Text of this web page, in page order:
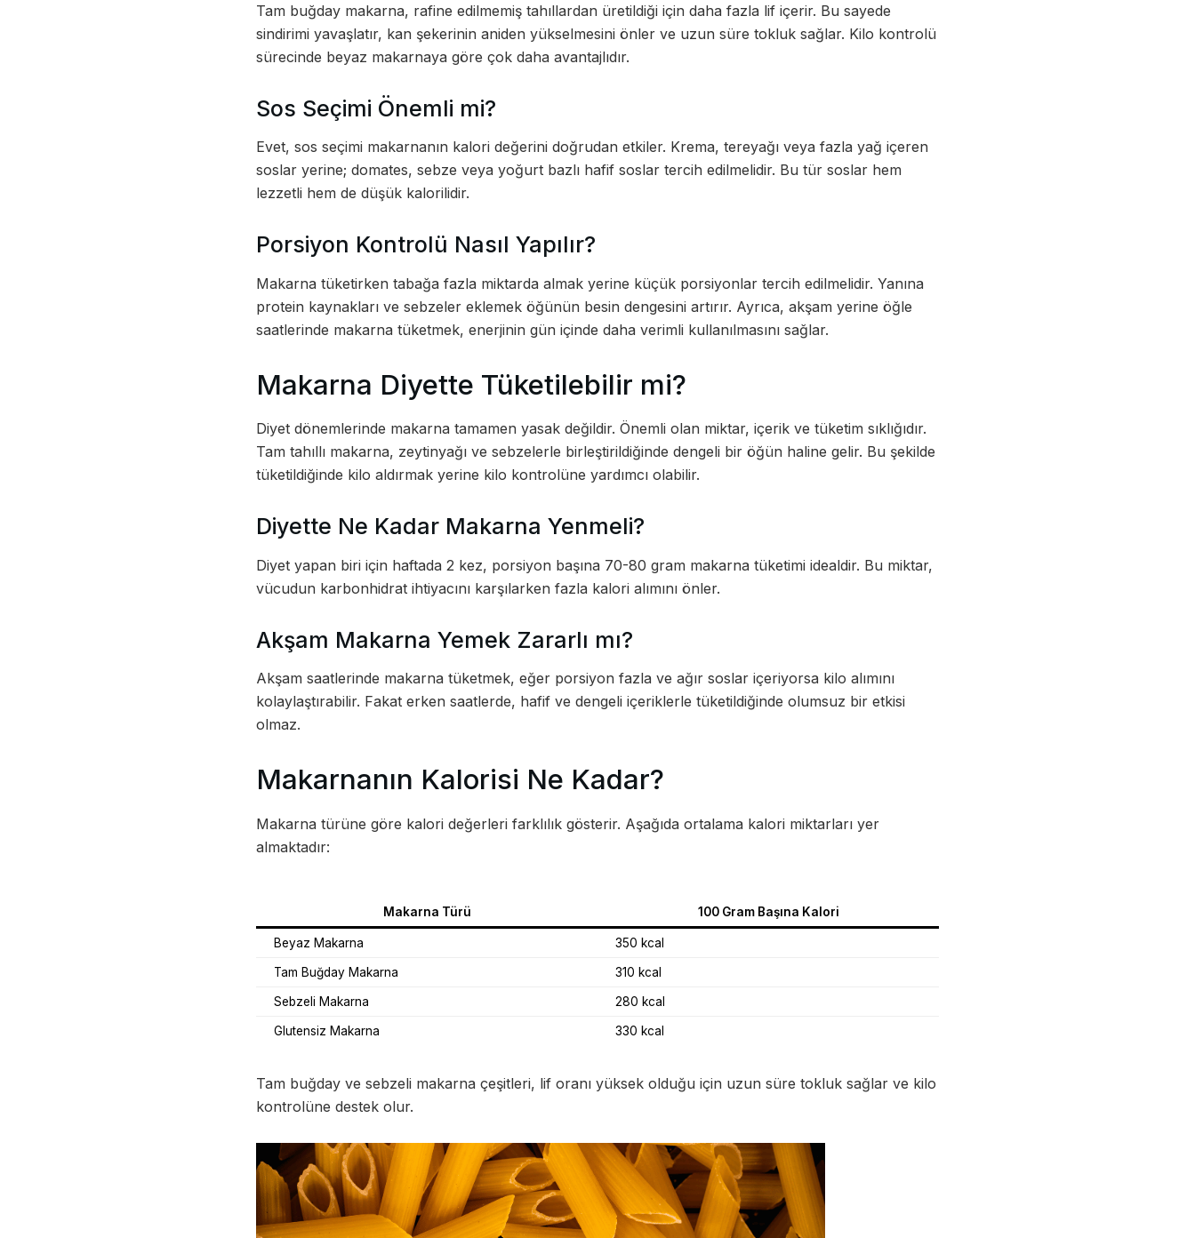
Tam buğday makarna, rafine edilmemiş tahıllardan üretildiği için daha fazla lif içerir. Bu sayede
sindirimi yavaşlatır, kan şekerinin aniden yükselmesini önler ve uzun süre tokluk sağlar. Kilo kontrolü
sürecinde beyaz makarnaya göre çok daha avantajlıdır.
Sos Seçimi Önemli mi?
Evet, sos seçimi makarnanın kalori değerini doğrudan etkiler. Krema, tereyağı veya fazla yağ içeren
soslar yerine; domates, sebze veya yoğurt bazlı hafif soslar tercih edilmelidir. Bu tür soslar hem
lezzetli hem de düşük kalorilidir.
Porsiyon Kontrolü Nasıl Yapılır?
Makarna tüketirken tabağa fazla miktarda almak yerine küçük porsiyonlar tercih edilmelidir. Yanına
protein kaynakları ve sebzeler eklemek öğünün besin dengesini artırır. Ayrıca, akşam yerine öğle
saatlerinde makarna tüketmek, enerjinin gün içinde daha verimli kullanılmasını sağlar.
Makarna Diyette Tüketilebilir mi?
Diyet dönemlerinde makarna tamamen yasak değildir. Önemli olan miktar, içerik ve tüketim sıklığıdır.
Tam tahıllı makarna, zeytinyağı ve sebzelerle birleştirildiğinde dengeli bir öğün haline gelir. Bu şekilde
tüketildiğinde kilo aldırmak yerine kilo kontrolüne yardımcı olabilir.
Diyette Ne Kadar Makarna Yenmeli?
Diyet yapan biri için haftada 2 kez, porsiyon başına 70-80 gram makarna tüketimi idealdir. Bu miktar,
vücudun karbonhidrat ihtiyacını karşılarken fazla kalori alımını önler.
Akşam Makarna Yemek Zararlı mı?
Akşam saatlerinde makarna tüketmek, eğer porsiyon fazla ve ağır soslar içeriyorsa kilo alımını
kolaylaştırabilir. Fakat erken saatlerde, hafif ve dengeli içeriklerle tüketildiğinde olumsuz bir etkisi
olmaz.
Makarnanın Kalorisi Ne Kadar?
Makarna türüne göre kalori değerleri farklılık gösterir. Aşağıda ortalama kalori miktarları yer
almaktadır:
Makarna Türü 100 Gram Başına Kalori
Beyaz Makarna 350 kcal
Tam Buğday Makarna 310 kcal
Sebzeli Makarna 280 kcal
Glutensiz Makarna 330 kcal
Tam buğday ve sebzeli makarna çeşitleri, lif oranı yüksek olduğu için uzun süre tokluk sağlar ve kilo
kontrolüne destek olur.